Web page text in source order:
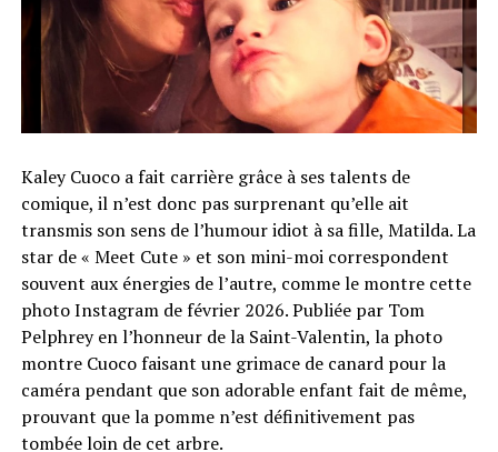
Kaley Cuoco a fait carrière grâce à ses talents de
comique, il n’est donc pas surprenant qu’elle ait
transmis son sens de l’humour idiot à sa fille, Matilda. La
star de « Meet Cute » et son mini-moi correspondent
souvent aux énergies de l’autre, comme le montre cette
photo Instagram de février 2026. Publiée par Tom
Pelphrey en l’honneur de la Saint-Valentin, la photo
montre Cuoco faisant une grimace de canard pour la
caméra pendant que son adorable enfant fait de même,
prouvant que la pomme n’est définitivement pas
tombée loin de cet arbre.